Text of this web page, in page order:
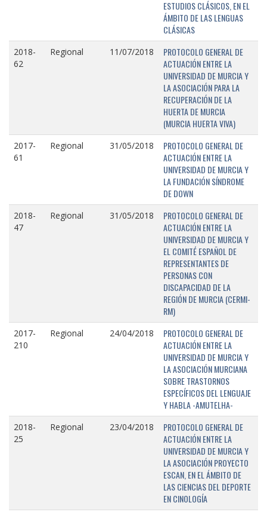
ESTUDIOS CLÁSICOS, EN EL
ÁMBITO DE LAS LENGUAS
CLÁSICAS
2018-
62
Regional 11/07/2018
PROTOCOLO GENERAL DE
ACTUACIÓN ENTRE LA
UNIVERSIDAD DE MURCIA Y
LA ASOCIACIÓN PARA LA
RECUPERACIÓN DE LA
HUERTA DE MURCIA
(MURCIA HUERTA VIVA)
2017-
61
Regional 31/05/2018
PROTOCOLO GENERAL DE
ACTUACIÓN ENTRE LA
UNIVERSIDAD DE MURCIA Y
LA FUNDACIÓN SÍNDROME
DE DOWN
2018-
47
Regional 31/05/2018
PROTOCOLO GENERAL DE
ACTUACIÓN ENTRE LA
UNIVERSIDAD DE MURCIA Y
EL COMITÉ ESPAÑOL DE
REPRESENTANTES DE
PERSONAS CON
DISCAPACIDAD DE LA
REGIÓN DE MURCIA (CERMI-
RM)
2017-
210
Regional 24/04/2018
PROTOCOLO GENERAL DE
ACTUACIÓN ENTRE LA
UNIVERSIDAD DE MURCIA Y
LA ASOCIACIÓN MURCIANA
SOBRE TRASTORNOS
ESPECÍFICOS DEL LENGUAJE
Y HABLA -AMUTELHA-
2018-
25
Regional 23/04/2018
PROTOCOLO GENERAL DE
ACTUACIÓN ENTRE LA
UNIVERSIDAD DE MURCIA Y
LA ASOCIACIÓN PROYECTO
ESCAN, EN EL ÁMBITO DE
LAS CIENCIAS DEL DEPORTE
EN CINOLOGÍA